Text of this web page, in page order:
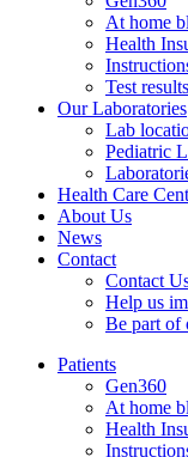
At home
Health
Test results
Our Laboratories
Lab
Pediatric
Health Care
About Us
News
Contact
Contact
Help us
Be part of
Patients
Gen360
At home
Health